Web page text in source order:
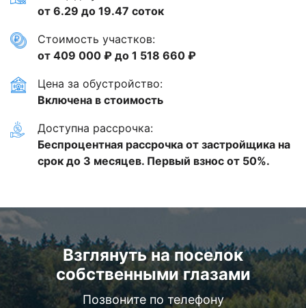
от 6.29 до 19.47 соток
Стоимость участков:
от 409 000 ₽ до 1 518 660 ₽
Цена за обустройство:
Включена в стоимость
Доступна рассрочка:
Беспроцентная рассрочка от застройщика на
срок до 3 месяцев. Первый взнос от 50%.
Взглянуть на поселок
собственными глазами
Позвоните по телефону